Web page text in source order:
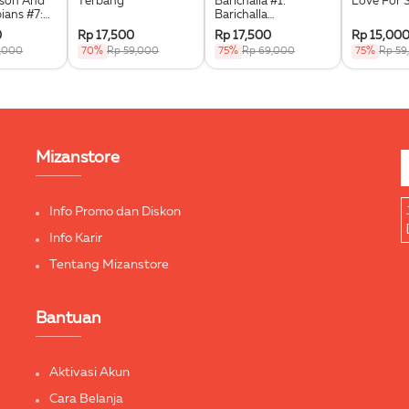
#7:
Triple
Rp 17,500
70% Rp 59,000
Barichalla
Penunggang Kuda
Terbang
Rp 17,500
75% Rp 69,000
Rp 15,000
75% Rp
Mizanstore
Info Promo dan Diskon
Info Karir
Tentang Mizanstore
Bantuan
Aktivasi Akun
Cara Belanja